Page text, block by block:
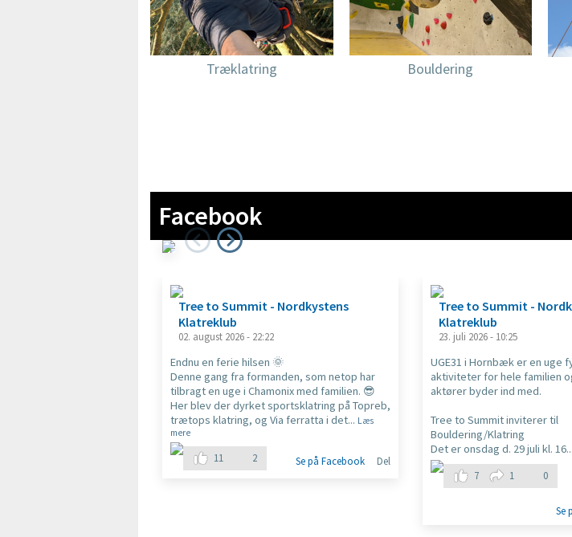
Træklatring Bouldering
Facebook
r
e
e
t
o
S
u
m
m
it
-
N
o
Tree to Summit - Nordkystens
Klatreklub
02. august 2026 - 22:22
Endnu en ferie hilsen 🌞
Denne gang fra formanden, som netop har
tilbragt en uge i Chamonix med familien. 😎
Her blev der dyrket sportsklatring på Topreb,
trætops klatring, og Via ferratta i det... Læs
mere
11 2 Se på Facebook Del
Tree to Summit -
Klatreklub
23. juli 2026 - 10:25
UGE31 i Hornbæk er en uge
aktiviteter for hele familien
aktører byder ind med.
Tree to Summit inviterer til
Bouldering/Klatring
Det er onsdag d. 29 juli kl. 16...
7 1 0
Se